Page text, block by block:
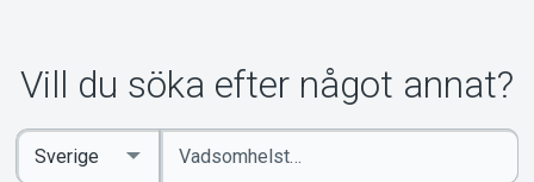
Vill du söka efter något annat?
Ange
sökord
Select
Country